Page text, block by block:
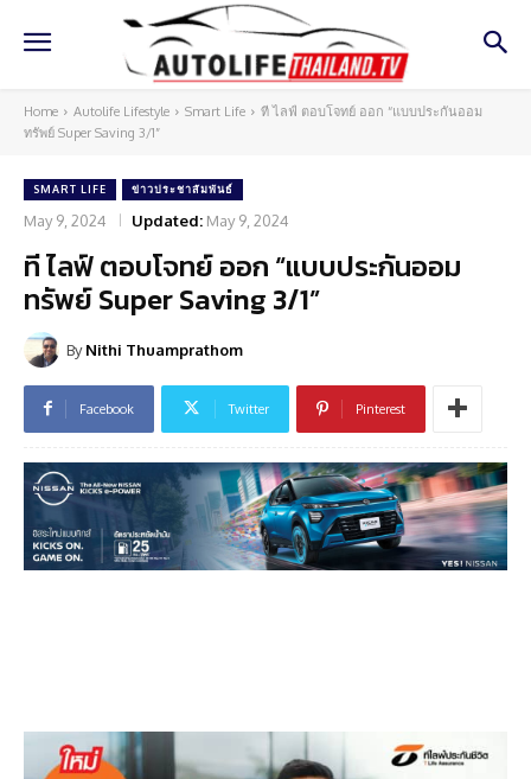
Home Autolife Lifestyle Smart Life
ที ไลฟ์ ตอบโจทย์ ออก “แบบประกันออม
ทรัพย์ Super Saving 3/1”
SMART LIFE ข่าวประชาสัมพันธ์
May 9, 2024 Updated: May 9, 2024
ที ไลฟ์ ตอบโจทย์ ออก “แบบประกันออม
ทรัพย์ Super Saving 3/1”
By Nithi Thuamprathom
Facebook Twitter Pinterest